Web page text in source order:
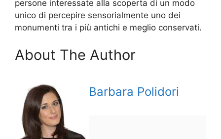
persone interessate alla scoperta di un modo
unico di percepire sensorialmente uno dei
monumenti tra i più antichi e meglio conservati.
About The Author
Barbara Polidori